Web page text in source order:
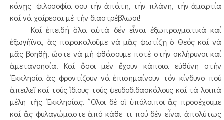
κάνῃς φιλοσοφία σου τήν ἀπάτη, τήν πλάνη, τήν ἁμαρτία
καί νά χαίρεσαι μέ τήν διαστρέβλωσι!
Καί ἐπειδή ὅλα αὐτά δέν εἶναι ἐξωπραγματικά καί
ἐξωγήϊνα, ἄς παρακαλοῦμε νά μᾶς φωτίζῃ ὁ Θεός καί νά
μᾶς βοηθῇ, ὥστε νά μή φθάσουμε ποτέ στήν σκλήρυνσι καί
ἀμετανοησία. Καί ὅσοι μέν ἔχουν κάποια εὐθύνη στήν
᾿Εκκλησία ἄς φροντίζουν νά ἐπισημαίνουν τόν κίνδυνο πού
ἀπειλεῖ καί τούς ἴδιους τούς ψευδοδιδασκάλους καί τά λοιπά
μέλη τῆς ᾿Εκκλησίας. ῞Ολοι δέ οἱ ὑπόλοιποι ἄς προσέχουμε
καί ἄς φυλαγώμαστε ἀπό κάθε τι πού δέν εἶναι ἀπολύτως